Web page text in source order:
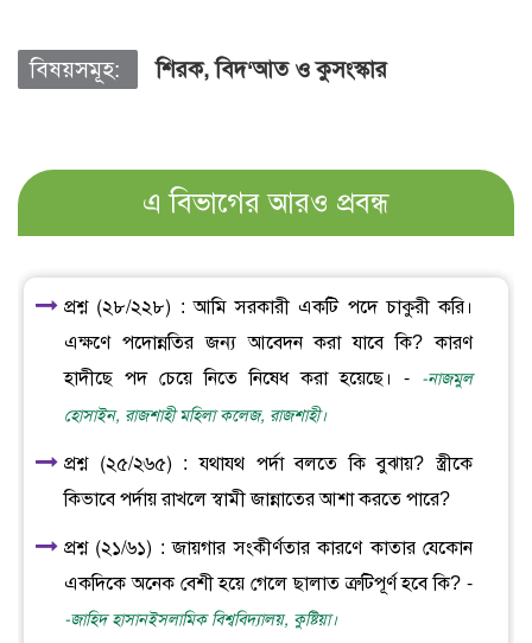
বিষয়সমূহ: শিরক, বিদ‘আত ও কুসংস্কার
এ বিভাগের আরও প্রবন্ধ
প্রশ্ন (২৮/২২৮) : আমি সরকারী একটি পদে চাকুরী করি।
এক্ষণে পদোন্নতির জন্য আবেদন করা যাবে কি? কারণ
হাদীছে পদ চেয়ে নিতে নিষেধ করা হয়েছে। -
-নাজমুল
হোসাইন, রাজশাহী মহিলা কলেজ, রাজশাহী।
প্রশ্ন (২৫/২৬৫) : যথাযথ পর্দা বলতে কি বুঝায়? স্ত্রীকে
কিভাবে পর্দায় রাখলে স্বামী জান্নাতের আশা করতে পারে?
প্রশ্ন (২১/৬১) : জায়গার সংকীর্ণতার কারণে কাতার যেকোন
একদিকে অনেক বেশী হয়ে গেলে ছালাত ত্রুটিপূর্ণ হবে কি? -
-জাহিদ হাসানইসলামিক বিশ্ববিদ্যালয়, কুষ্টিয়া।